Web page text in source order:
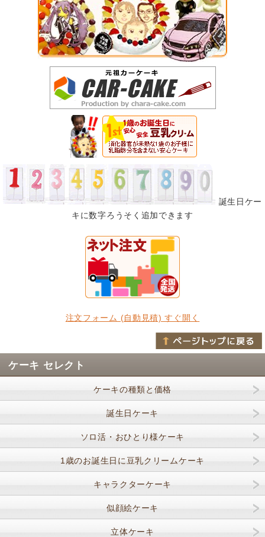
誕生日ケー
キに数字ろうそく追加できます
注文フォーム (自動見積) すぐ開く
ケーキ セレクト
ケーキの種類と価格
誕生日ケーキ
ソロ活・おひとり様ケーキ
1歳のお誕生日に豆乳クリームケーキ
キャラクターケーキ
似顔絵ケーキ
立体ケーキ